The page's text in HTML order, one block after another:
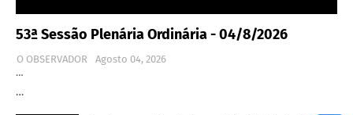
53ª Sessão Plenária Ordinária - 04/8/2026
O OBSERVADOR
Agosto 04, 2026
…
…